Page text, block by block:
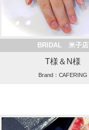
BRIDAL 米子店
T様＆N様
Brand：CAFERING